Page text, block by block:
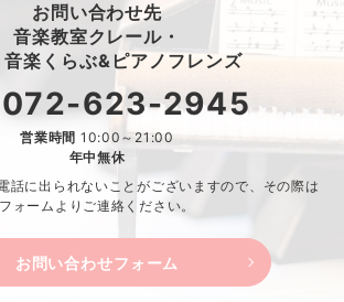
お問い合わせ先
音楽教室クレール・
音楽くらぶ&ピアノフレンズ
072-623-2945
営業時間 10:00～21:00
年中無休
話に出られないことがございますので、 その際は
フォームよりご連絡ください。
お問い合わせフォーム